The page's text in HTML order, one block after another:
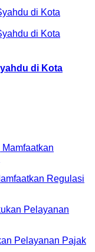
di Kota
Regulasi
Pelayanan Pajak